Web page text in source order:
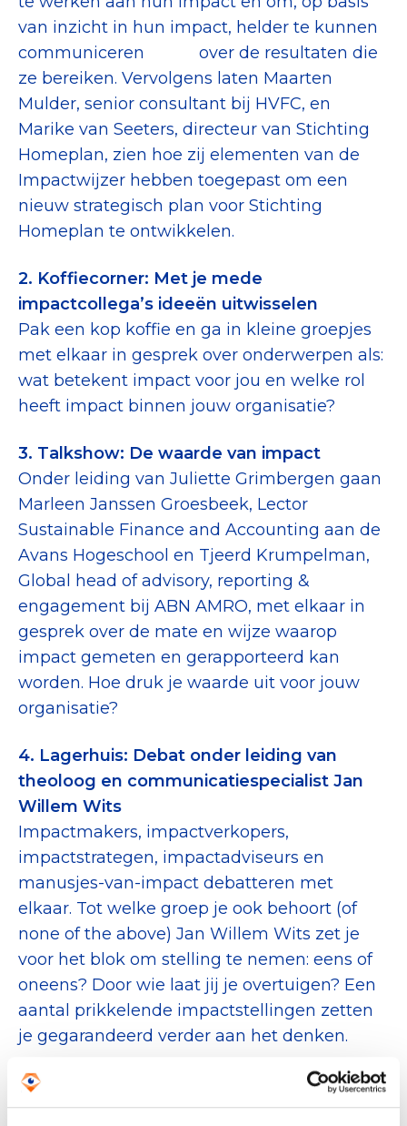
Nieuws
Over het CBF
Veelgestelde vragen
Register Erkende Donatieplatformen
van inzicht in hun impact, helder te kunnen
communiceren over de resultaten die
ze bereiken. Vervolgens laten Maarten
Mulder, senior consultant bij HVFC, en
Marike van Seeters, directeur van Stichting
Homeplan, zien hoe zij elementen van de
Impactwijzer hebben toegepast om een
nieuw strategisch plan voor Stichting
Homeplan te ontwikkelen.
2. Koffiecorner: Met je mede
impactcollega’s ideeën uitwisselen
Pak een kop koffie en ga in kleine groepjes
met elkaar in gesprek over onderwerpen als:
wat betekent impact voor jou en welke rol
heeft impact binnen jouw organisatie?
3. Talkshow: De waarde van impact
Onder leiding van Juliette Grimbergen gaan
Marleen Janssen Groesbeek, Lector
Sustainable Finance and Accounting aan de
Avans Hogeschool en Tjeerd Krumpelman,
Global head of advisory, reporting &
engagement bij ABN AMRO, met elkaar in
gesprek over de mate en wijze waarop
impact gemeten en gerapporteerd kan
worden. Hoe druk je waarde uit voor jouw
organisatie?
4. Lagerhuis: Debat onder leiding van
theoloog en communicatiespecialist Jan
Willem Wits
Impactmakers, impactverkopers,
impactstrategen, impactadviseurs en
manusjes-van-impact debatteren met
elkaar. Tot welke groep je ook behoort (of
none of the above) Jan Willem Wits zet je
voor het blok om stelling te nemen: eens of
oneens? Door wie laat jij je overtuigen? Een
aantal prikkelende impactstellingen zetten
je gegarandeerd verder aan het denken.
5. Kampvuurgesprek: Corporate
antropoloog Walter Faaij over impact en